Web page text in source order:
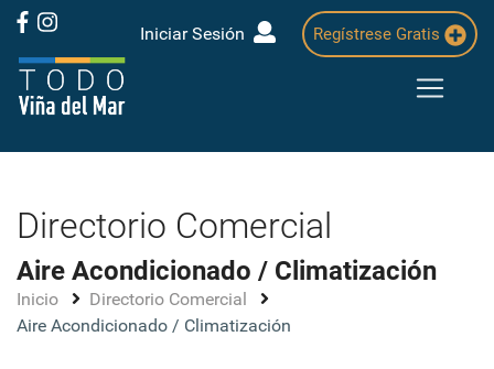
Iniciar Sesión Regístrese Gratis
Directorio Comercial
Aire Acondicionado / Climatización
Inicio
Directorio Comercial
Aire Acondicionado / Climatización